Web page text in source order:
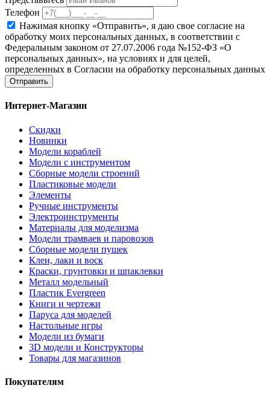
Телефон
Нажимая кнопку «Отправить», я даю свое согласие на
обработку моих персональных данных, в соответствии с
Федеральным законом от 27.07.2006 года №152-ФЗ «О
персональных данных», на условиях и для целей,
определенных в Согласии на обработку персональных данных
Отправить
Интернет-Магазин
Скидки
Новинки
Модели кораблей
Модели с инструментом
Сборные модели строений
Пластиковые модели
Элементы
Ручные инструменты
Электроинструменты
Материалы для моделизма
Модели трамваев и паровозов
Сборные модели пушек
Клеи, лаки и воск
Краски, грунтовки и шпаклевки
Металл модельный
Пластик Evergreen
Книги и чертежи
Паруса для моделей
Настольные игры
Модели из бумаги
3D модели и Конструкторы
Товары для магазинов
Покупателям